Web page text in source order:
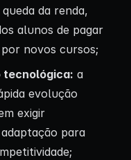
da renda,
alunos de pagar
por novos cursos;
tecnológica: a
evolução
exigir
para